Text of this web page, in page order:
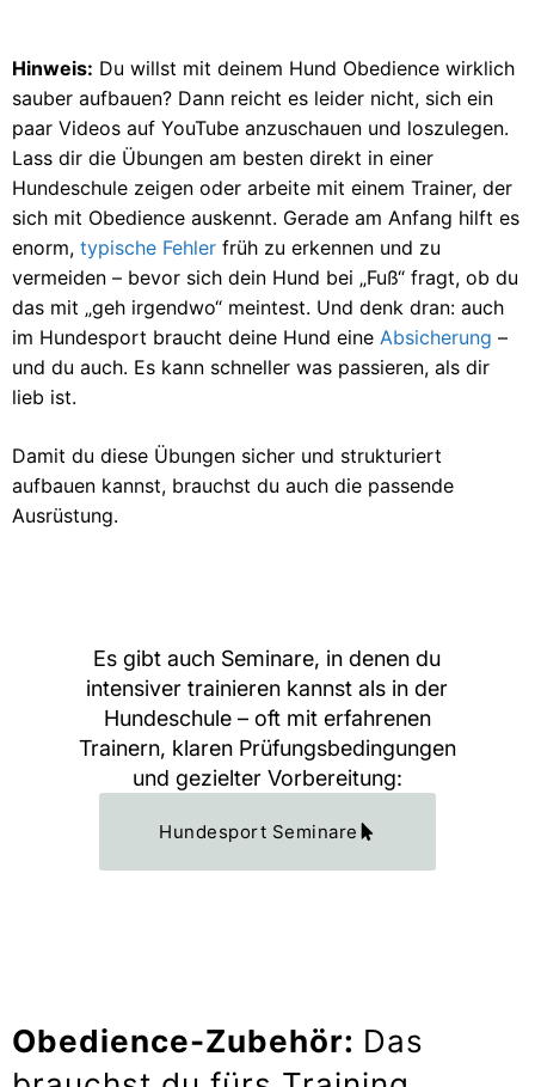
Hinweis: Du willst mit deinem Hund Obedience wirklich
sauber aufbauen? Dann reicht es leider nicht, sich ein
paar Videos auf YouTube anzuschauen und loszulegen.
Lass dir die Übungen am besten direkt in einer
Hundeschule zeigen oder arbeite mit einem Trainer, der
sich mit Obedience auskennt. Gerade am Anfang hilft es
enorm, typische Fehler früh zu erkennen und zu
vermeiden – bevor sich dein Hund bei „Fuß“ fragt, ob du
das mit „geh irgendwo“ meintest. Und denk dran: auch
im Hundesport braucht deine Hund eine Absicherung –
und du auch. Es kann schneller was passieren, als dir
lieb ist.
Damit du diese Übungen sicher und strukturiert
aufbauen kannst, brauchst du auch die passende
Ausrüstung.
Es gibt auch Seminare, in denen du
intensiver trainieren kannst als in der
Hundeschule – oft mit erfahrenen
Trainern, klaren Prüfungsbedingungen
und gezielter Vorbereitung:
Hundesport Seminare
Obedience-Zubehör: Das